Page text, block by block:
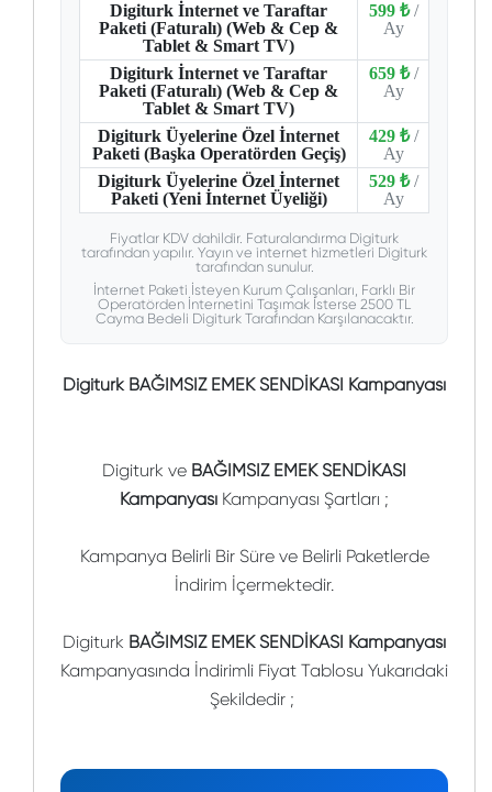
Digiturk İnternet ve Taraftar
Paketi (Faturalı) (Web & Cep &
Tablet & Smart TV)
599 ₺ /
Ay
Digiturk İnternet ve Taraftar
Paketi (Faturalı) (Web & Cep &
Tablet & Smart TV)
659 ₺ /
Ay
Digiturk Üyelerine Özel İnternet
Paketi (Başka Operatörden Geçiş)
429 ₺ /
Ay
Digiturk Üyelerine Özel İnternet
Paketi (Yeni İnternet Üyeliği)
529 ₺ /
Ay
Fiyatlar KDV dahildir. Faturalandırma Digiturk
tarafından yapılır. Yayın ve internet hizmetleri Digiturk
tarafından sunulur.
İnternet Paketi İsteyen Kurum Çalışanları, Farklı Bir
Operatörden İnternetini Taşımak İsterse 2500 TL
Cayma Bedeli Digiturk Tarafından Karşılanacaktır.
Digiturk BAĞIMSIZ EMEK SENDİKASI Kampanyası
Digiturk ve BAĞIMSIZ EMEK SENDİKASI
Kampanyası Kampanyası Şartları ;
Kampanya Belirli Bir Süre ve Belirli Paketlerde
İndirim İçermektedir.
Digiturk BAĞIMSIZ EMEK SENDİKASI Kampanyası
Kampanyasında İndirimli Fiyat Tablosu Yukarıdaki
Şekildedir ;